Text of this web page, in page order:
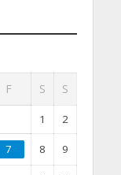
F S S
1 2
7 8 9